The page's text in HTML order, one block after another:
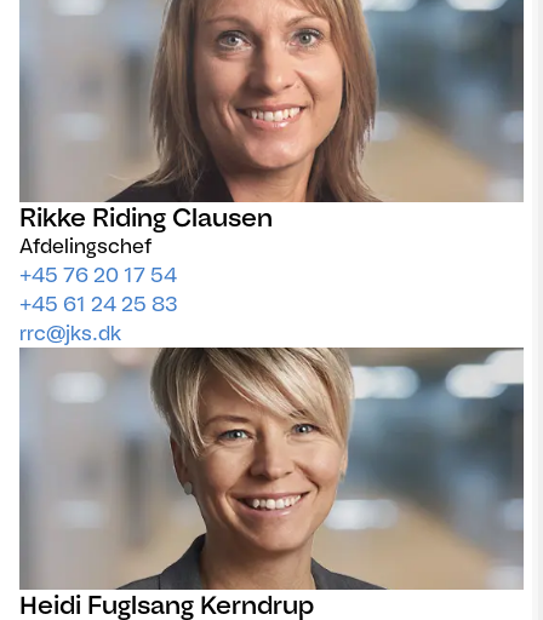
Rikke Riding Clausen
Afdelingschef
+45 76 20 17 54
+45 61 24 25 83
rrc@jks.dk
Heidi Fuglsang Kerndrup